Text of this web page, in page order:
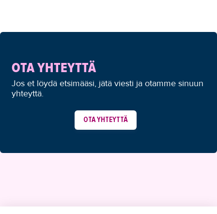
OTA YHTEYTTÄ
Jos et löydä etsimääsi, jätä viesti ja otamme sinuun
yhteyttä.
OTA YHTEYTTÄ